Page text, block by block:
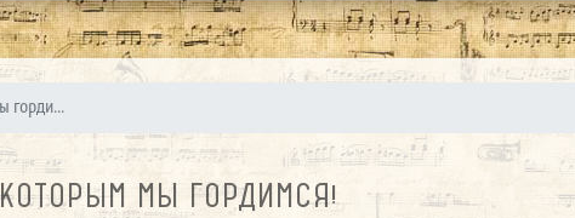
горди...
МЫ ГОРДИМСЯ!